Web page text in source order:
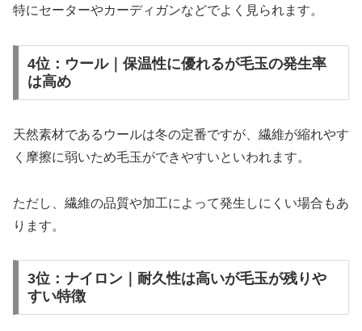
特にセーターやカーディガンなどでよく見られます。
4位：ウール｜保温性に優れるが毛玉の発生率
は高め
天然素材であるウールは冬の定番ですが、繊維が縮れやす
く摩擦に弱いため毛玉ができやすいといわれます。
ただし、繊維の品質や加工によって発生しにくい場合もあ
ります。
3位：ナイロン｜耐久性は高いが毛玉が残りや
すい特徴